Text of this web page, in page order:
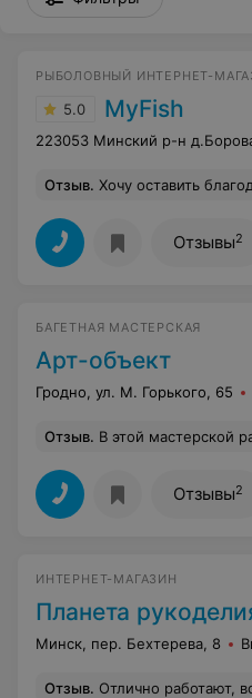
РЫБОЛОВНЫЙ ИНТЕРНЕТ-
5.0 MyFish
223053 Минский р-н
Отзыв. Хочу оставить благодарность прадовца консультанту Дмитрию Войтиховскаму, за прекрасное
Отзывы2
БАГЕТНАЯ МАСТЕРСКАЯ
Арт-объект
Гродно, ул. М. Горького, 65
Отзыв. В этой мастерской работают
Отзывы2
ИНТЕРНЕТ-МАГАЗИН
Планета
Минск, пер. Бехтерева, 8
Отзыв. Отлично работают, всегда